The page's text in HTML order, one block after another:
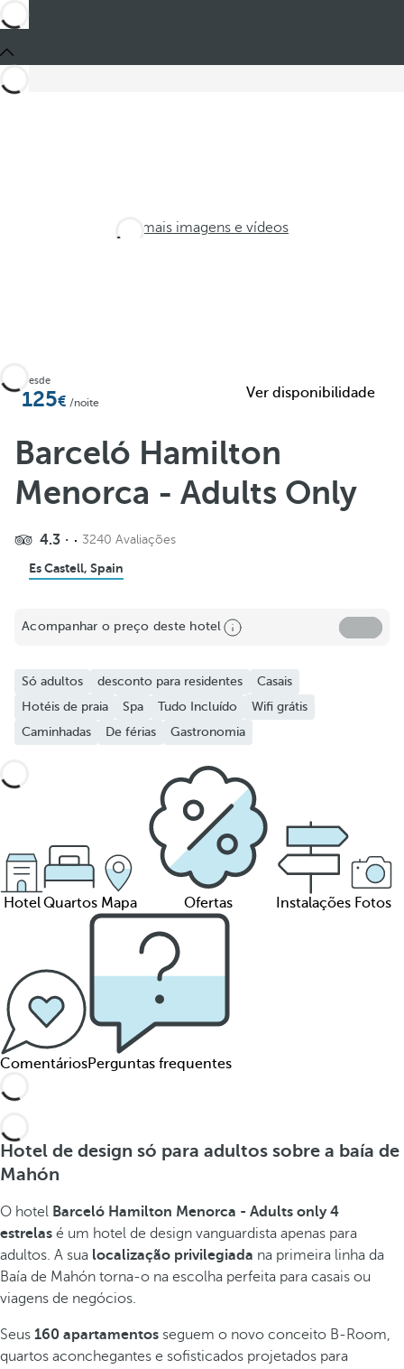
Ver mais imagens e vídeos
Desde
125 /noite
Ver disponibilidade
Barceló Hamilton
Menorca - Adults Only
4.3 3240 Avaliações
Es Castell, Spain
Acompanhar o preço deste hotel
Só adultos desconto para residentes
Casais
Hotéis de praia
Spa Tudo Incluído
Wifi grátis
Caminhadas
De férias Gastronomia
HotelQuartos Mapa Ofertas Instalações Fotos
ComentáriosPerguntas frequentes
Hotel de design só para adultos sobre a baía de
Mahón
O hotel Barceló Hamilton Menorca - Adults only 4
estrelas é um hotel de design vanguardista apenas para
adultos. A sua localização privilegiada na primeira linha da
Baía de Mahón torna-o na escolha perfeita para casais ou
viagens de negócios.
Seus 160 apartamentos seguem o novo conceito B-Room,
quartos aconchegantes e sofisticados projetados para